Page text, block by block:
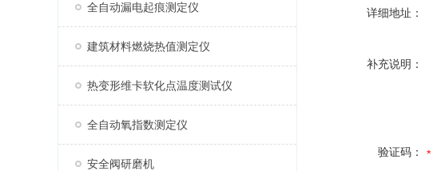
全自动漏电起痕测定仪
建筑材料燃烧热值测定仪
热变形维卡软化点温度测试仪
全自动氧指数测定仪
安全阀研磨机
详细地址：
补充说明：
验证码：